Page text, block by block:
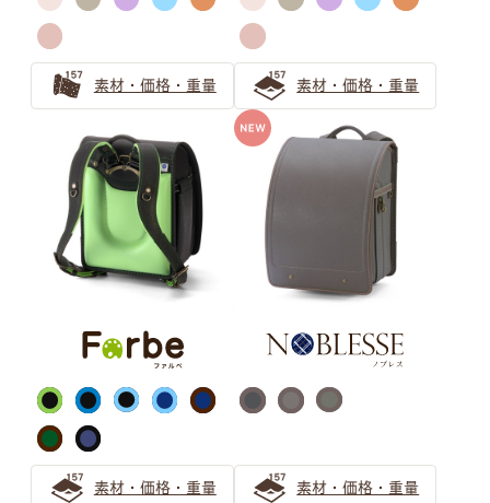
安らぎと上品さ 「ピンクベージュ」ランドセルの選び方
グリーン ランドセルの選び方
女の子向け「ホワイト系カラー」のランドセルを選ぶなら
ミントグリーンがおすすめ！
『グリーン』のランドセルがおすすめ！後悔しない緑のラ
ンドセルの選び方
緑（グリーン）のランドセルは知性を感じるカラー 大人
キャメル・オレンジ ランドセル
の選び方
上品な大人の人気色「キャメル」のランドセルの選び方
素材・価格・重量 素材・価格・重量
素材・価格・重量 素材・価格・重量